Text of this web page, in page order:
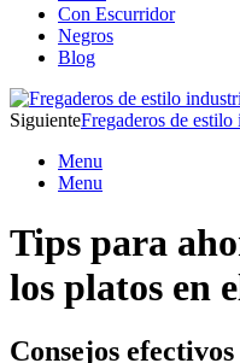
Con Escurridor
Negros
Blog
SiguienteFregaderos de
Menu
Menu
Tips para
los platos en
Consejos